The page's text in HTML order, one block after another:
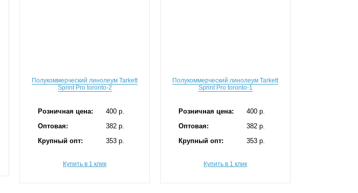
Полукоммерческий линолеум Tarkett
Sprint Pro toronto-2
Розничная цена:
400 p.
Оптовая:
382 p.
Крупный опт:
353 p.
Купить в 1 клик
Полукоммерческий линолеум Tarkett
Sprint Pro toronto-1
Розничная цена:
400 p.
Оптовая:
382 p.
Крупный опт:
353 p.
Купить в 1 клик